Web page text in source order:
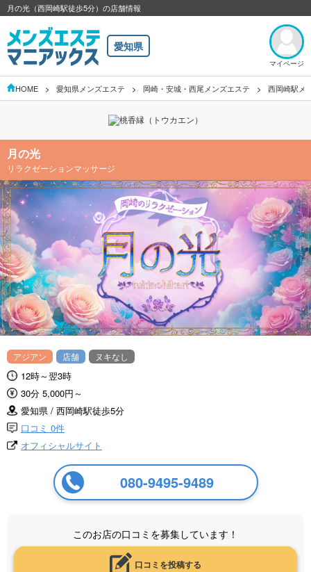
月の光（西岡崎駅徒歩5分）の店舗情報
愛知県
マイページ
HOME 愛知県メンズエステ 岡崎・安城・西尾メンズエステ 西岡崎駅メ
月の光
リラクゼーションマッサージ
アジアン 店舗 ヌキなし
12時～翌3時
30分 5,000円～
愛知県 / 西岡崎駅徒歩5分
口コミ 0件
オフィシャルサイト
080-9495-9489
このお店の口コミを募集しています！
口コミを投稿する